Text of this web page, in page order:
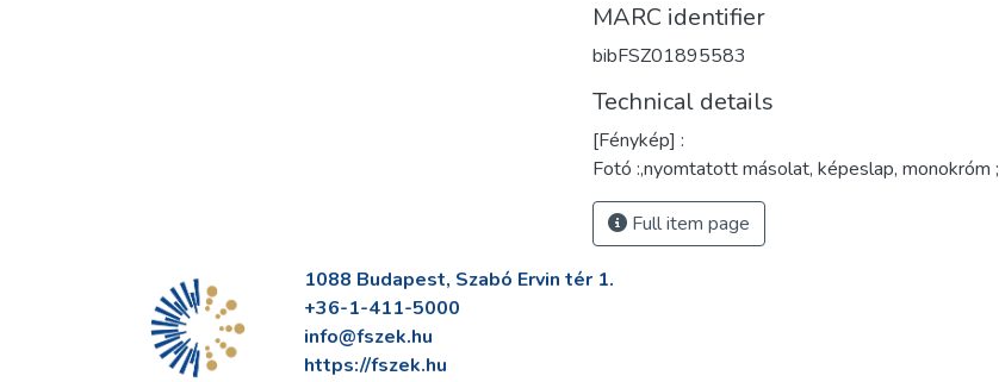
MARC identifier
bibFSZ01895583
Technical details
[Fénykép] :
Fotó :,nyomtatott másolat, képeslap, monokróm ;
Full item page
1088 Budapest, Szabó Ervin tér 1.
+36-1-411-5000
info@fszek.hu
https://fszek.hu